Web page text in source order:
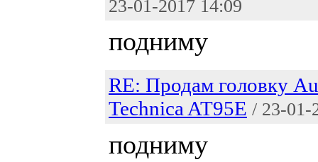
23-01-2017 14:09
подниму
RE: Продам головку
Technica AT95E / 23-01-
подниму